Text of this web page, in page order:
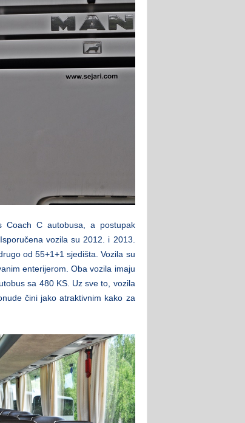
Coach C autobusa, a postupak
vozila su 2012. i 2013.
od 55+1+1 sjedišta. Vozila su
enterijerom. Oba vozila imaju
sa 480 KS. Uz sve to, vozila
čini jako atraktivnim kako za